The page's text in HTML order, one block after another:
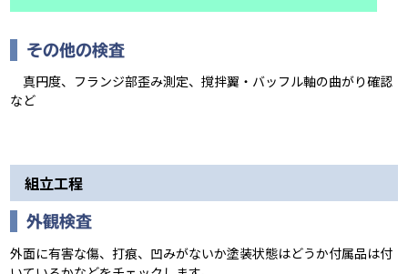
その他の検査
真円度、フランジ部歪み測定、撹拌翼・バッフル軸の曲がり確認
など
組立工程
外観検査
外面に有害な傷、打痕、凹みがないか塗装状態はどうか付属品は付